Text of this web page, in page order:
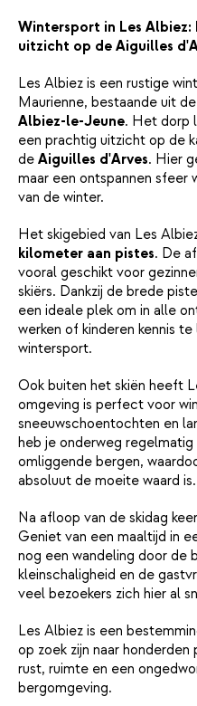
Wintersport in Les Albiez:
uitzicht op de Aiguilles
Les Albiez is een rustige
Maurienne, bestaande uit
Albiez-le-Jeune. Het dorp
een prachtig uitzicht op de
de Aiguilles d'Arves. Hier
maar een ontspannen sfeer
van de winter.
Het skigebied van Les
kilometer aan pistes. De
vooral geschikt voor
skiërs. Dankzij de brede
een ideale plek om in alle
werken of kinderen kennis
wintersport.
Ook buiten het skiën heeft
omgeving is perfect voor
sneeuwschoentochten en
heb je onderweg
omliggende bergen,
absoluut de moeite waard is.
Na afloop van de skidag
Geniet van een maaltijd in
nog een wandeling door de
kleinschaligheid en de
veel bezoekers zich hier al
Les Albiez is een
op zoek zijn naar
rust, ruimte en een
bergomgeving.